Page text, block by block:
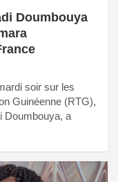
Doumbouya
soir sur les
Guinéenne (RTG),
Doumbouya, a